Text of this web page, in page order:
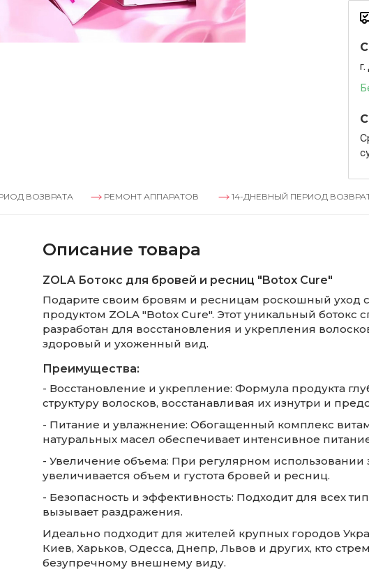
РЕМОНТ АППАРАТОВ 14-ДНЕВНЫЙ ПЕРИОД ВОЗВРАТА
Описание товара
ZOLA Ботокс для бровей и ресниц "Botox Cure"
Подарите своим бровям и ресницам роскошный уход
продуктом ZOLA "Botox Cure". Этот уникальный ботокс
разработан для восстановления и укрепления
здоровый и ухоженный вид.
Преимущества:
- Восстановление и укрепление: Формула продукта
структуру волосков, восстанавливая их изнутри и
- Питание и увлажнение: Обогащенный комплекс
натуральных масел обеспечивает интенсивное
- Увеличение объема: При регулярном использовании
увеличивается объем и густота бровей и ресниц.
- Безопасность и эффективность: Подходит для всех
вызывает раздражения.
Идеально подходит для жителей крупных городов
Киев, Харьков, Одесса, Днепр, Львов и других, кто
безупречному внешнему виду.